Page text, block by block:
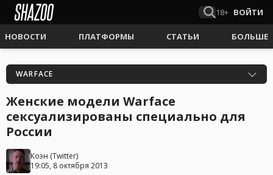
18+ ВОЙТИ
НОВОСТИ ПЛАТФОРМЫ СТАТЬИ БОЛЬШЕ
WARFACE
Женские модели Warface
сексуализированы специально для
России
Коэн (Twitter)
19:05, 8 октября 2013